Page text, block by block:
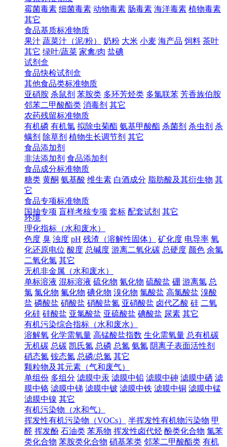
霉菌毒素 细菌毒素 动物毒素 肠毒素 海洋毒素 植物毒素
其它
食品基质标准物质
果汁 蔬菜汁（泥/粉） 奶粉 大米 小麦 海产品 饲料 茶叶
其它 绿叶/蔬菜 家禽/肉 盐碘
试剂盒
食品快检试剂盒
其他食品类标准物质
亚硝胺 杀鼠剂 苯胺类 多环芳烃类 多氯联苯 芳香族伯胺
邻苯二甲酸酯类 消毒剂 其它
农药残留标准物质
有机磷 有机氯 拟除虫菊酯 氨基甲酸酯 杀菌剂 杀虫剂 杀
螨剂 除草剂 植物生长调节剂 其它
食品添加剂
非法添加剂 食品添加剂
食品成分标准物质
糖类 黄酮 氨基酸 维生素 白酒成分 脂肪酸及其衍生物 其
它
食品专项标准物质
国抽专项 盲样考核专项 套标 配套试剂 其它
环境
理化指标（水和废水）
色度 臭 浊度 pH 残渣（溶解性固体） 矿化度 电导率 氧
化还原电位 酸度 总碱度 游离二氧化碳 总硬度 颜色 余氯
二氧化氯 其它
无机非金属（水和废水）
单标溶液 混标溶液 硫化物 氰化物 硫酸盐 硼 游离氯 总
氯 氯化物 氟化物 碘化物 溴化物 氯酸盐 高氯酸盐 溴酸
盐 磷酸盐 硝酸盐 硝酸盐氮 亚硝酸盐 卤代乙酸 硅 二氧
化硅 硅酸盐 亚氯酸盐 亚硫酸盐 碘酸盐 尿素 其它
有机污染综合指标（水和废水）
溶解氧 化学需氧量 高锰酸盐指数 生化需氧量 总有机碳
无机碳 总碳 凯氏氮 总磷 总氮 氨氮 阴离子表面活性剂
硝态氮 铵态氮 总磷/总氮 其它
颗粒物及其元素（气和废气）
单组份 多组分 滤膜中汞 滤膜中铅 滤膜中砷 滤膜中硒 滤
膜中铬 滤膜中锑 滤膜中铍 滤膜中铁 滤膜中铜 滤膜中锰
滤膜中镍 其它
有机污染物（水和气）
挥发性有机污染物（VOCs）
半挥发性有机物污染物 甲
醛 挥发酚 石油类 苯系物 挥发性卤代烃 酚类化合物 氯苯
类化合物 苯胺类化合物 硝基苯类 邻苯二甲酸酯类 有机